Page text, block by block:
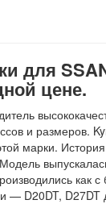
для
цене.
и размеров.
марки.
как
— D20DT, D27DT